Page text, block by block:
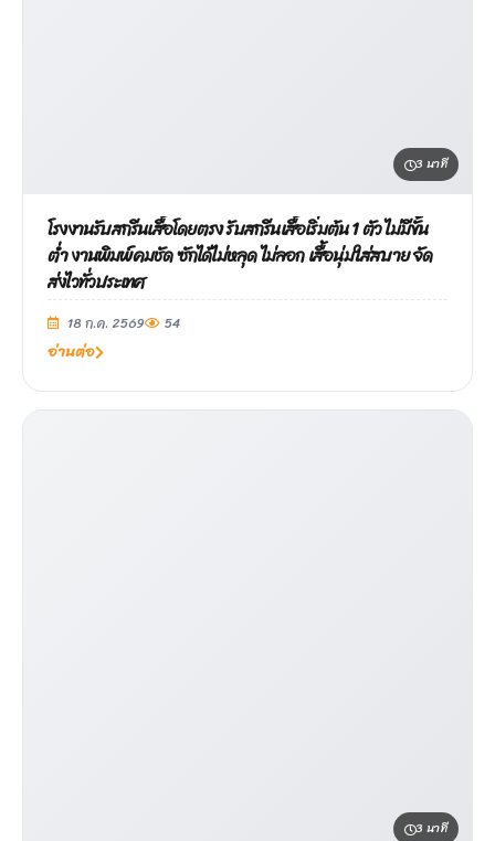
3 นาที
โรงงานรับสกรีนเสื้อโดยตรง รับสกรีนเสื้อเริ่มต้น 1 ตัว ไม่มีขั้น
ต่ำ งานพิมพ์คมชัด ซักได้ไม่หลุด ไม่ลอก เสื้อนุ่มใส่สบาย จัด
ส่งไวทั่วประเทศ
18 ก.ค. 2569 54
อ่านต่อ
3 นาที